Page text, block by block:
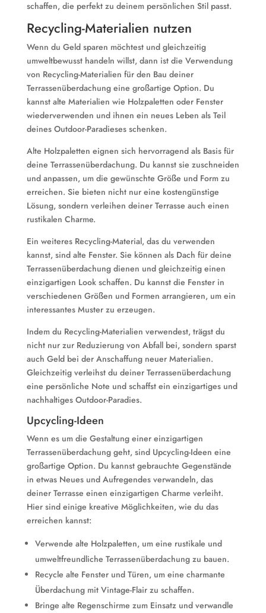
schaffen, die perfekt zu deinem persönlichen Stil passt.
Recycling-Materialien nutzen
Wenn du Geld sparen möchtest und gleichzeitig
umweltbewusst handeln willst, dann ist die Verwendung
von Recycling-Materialien für den Bau deiner
Terrassenüberdachung eine großartige Option. Du
kannst alte Materialien wie Holzpaletten oder Fenster
wiederverwenden und ihnen ein neues Leben als Teil
deines Outdoor-Paradieses schenken.
Alte Holzpaletten eignen sich hervorragend als Basis für
deine Terrassenüberdachung. Du kannst sie zuschneiden
und anpassen, um die gewünschte Größe und Form zu
erreichen. Sie bieten nicht nur eine kostengünstige
Lösung, sondern verleihen deiner Terrasse auch einen
rustikalen Charme.
Ein weiteres Recycling-Material, das du verwenden
kannst, sind alte Fenster. Sie können als Dach für deine
Terrassenüberdachung dienen und gleichzeitig einen
einzigartigen Look schaffen. Du kannst die Fenster in
verschiedenen Größen und Formen arrangieren, um ein
interessantes Muster zu erzeugen.
Indem du Recycling-Materialien verwendest, trägst du
nicht nur zur Reduzierung von Abfall bei, sondern sparst
auch Geld bei der Anschaffung neuer Materialien.
Gleichzeitig verleihst du deiner Terrassenüberdachung
eine persönliche Note und schaffst ein einzigartiges und
nachhaltiges Outdoor-Paradies.
Upcycling-Ideen
Wenn es um die Gestaltung einer einzigartigen
Terrassenüberdachung geht, sind Upcycling-Ideen eine
großartige Option. Du kannst gebrauchte Gegenstände
in etwas Neues und Aufregendes verwandeln, das
deiner Terrasse einen einzigartigen Charme verleiht.
Hier sind einige kreative Möglichkeiten, wie du das
erreichen kannst:
Verwende alte Holzpaletten, um eine rustikale und
umweltfreundliche Terrassenüberdachung zu bauen.
Recycle alte Fenster und Türen, um eine charmante
Überdachung mit Vintage-Flair zu schaffen.
Bringe alte Regenschirme zum Einsatz und verwandle